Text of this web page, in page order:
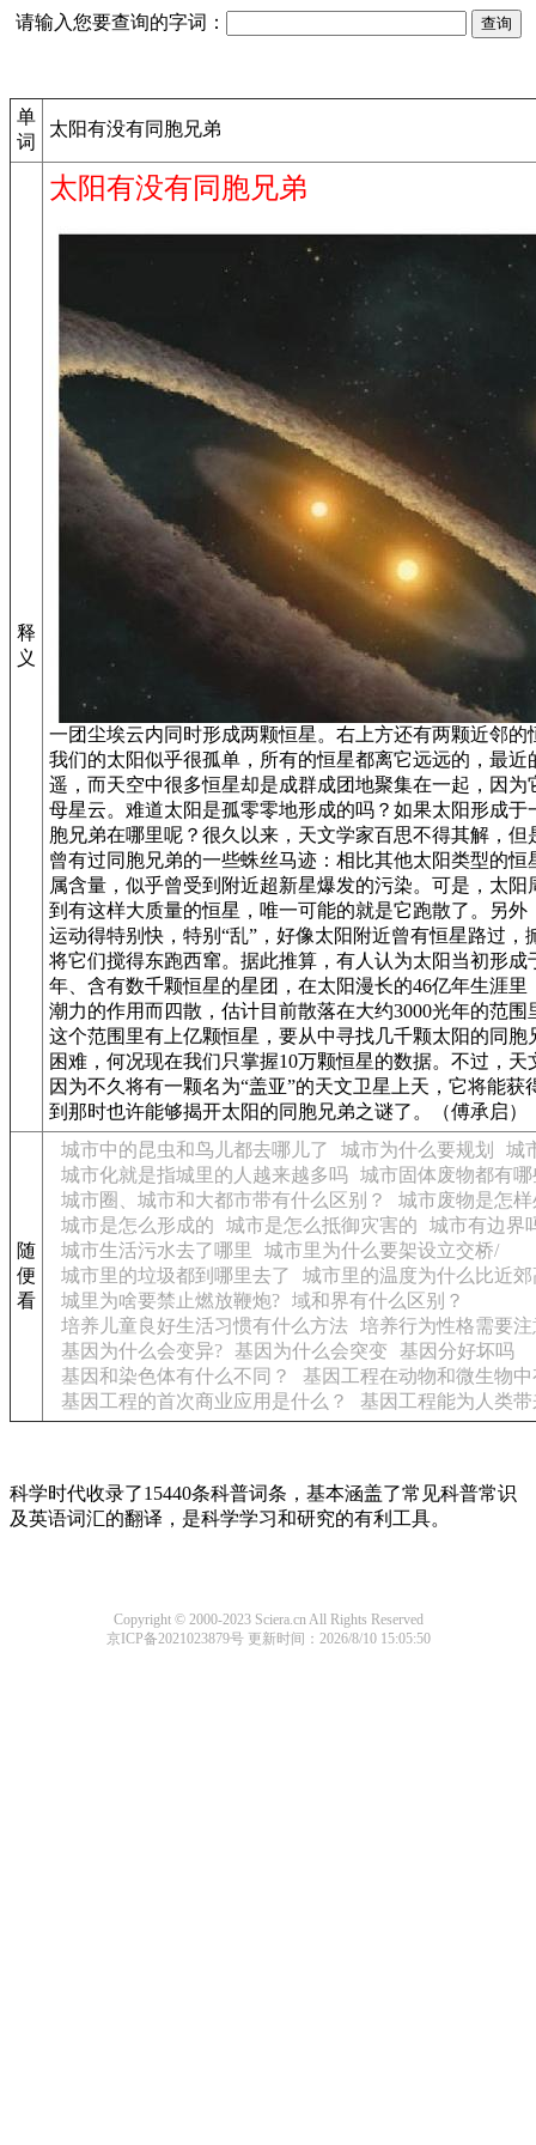
请输入您要查询的字词：
单
词
太阳有没有同胞兄弟
释
义
太阳有没有同胞兄弟
一团尘埃云内同时形成两颗恒星。右上方还有两颗近邻的
我们的太阳似乎很孤单，所有的恒星都离它远远的，最近
遥，而天空中很多恒星却是成群成团地聚集在一起，因为
母星云。难道太阳是孤零零地形成的吗？如果太阳形成于
胞兄弟在哪里呢？很久以来，天文学家百思不得其解，但
曾有过同胞兄弟的一些蛛丝马迹：相比其他太阳类型的恒
属含量，似乎曾受到附近超新星爆发的污染。可是，太阳
到有这样大质量的恒星，唯一可能的就是它跑散了。另外
运动得特别快，特别“乱”，好像太阳附近曾有恒星路过，
将它们搅得东跑西窜。据此推算，有人认为太阳当初形成
年、含有数千颗恒星的星团，在太阳漫长的46亿年生涯里
潮力的作用而四散，估计目前散落在大约3000光年的范围
这个范围里有上亿颗恒星，要从中寻找几千颗太阳的同胞
困难，何况现在我们只掌握10万颗恒星的数据。不过，
因为不久将有一颗名为“盖亚”的天文卫星上天，它将能获
到那时也许能够揭开太阳的同胞兄弟之谜了。（傅承启）
随
便
看
城市中的昆虫和鸟儿都去哪儿了 城市为什么要规划
城
城市化就是指城里的人越来越多吗 城市固体废物都有
城市圈、城市和大都市带有什么区别？
城市废物是怎
城市是怎么形成的
城市是怎么抵御灾害的
城市有边界
城市生活污水去了哪里
城市里为什么要架设立交桥/
城市里的垃圾都到哪里去了
城市里的温度为什么比近郊
城里为啥要禁止燃放鞭炮? 域和界有什么区别？
培养儿童良好生活习惯有什么方法 培养行为性格需要
基因为什么会变异?
基因为什么会突变
基因分好坏吗
基因和染色体有什么不同？
基因工程在动物和微生物
基因工程的首次商业应用是什么？
基因工程能为人类
科学时代收录了15440条科普词条，基本涵盖了常见科普常识
及英语词汇的翻译，是科学学习和研究的有利工具。
Copyright © 2000-2023 Sciera.cn All Rights Reserved
京ICP备2021023879号更新时间：2026/8/10 15:05:50